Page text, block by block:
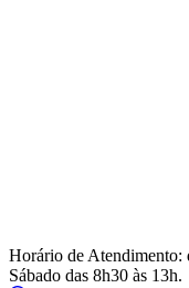
Horário de Atendimento:
Sábado das 8h30 às 13h.